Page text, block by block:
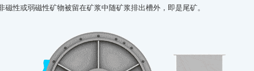
磁性或弱磁性矿物被留在矿浆中随矿浆排出槽外，即是尾矿。